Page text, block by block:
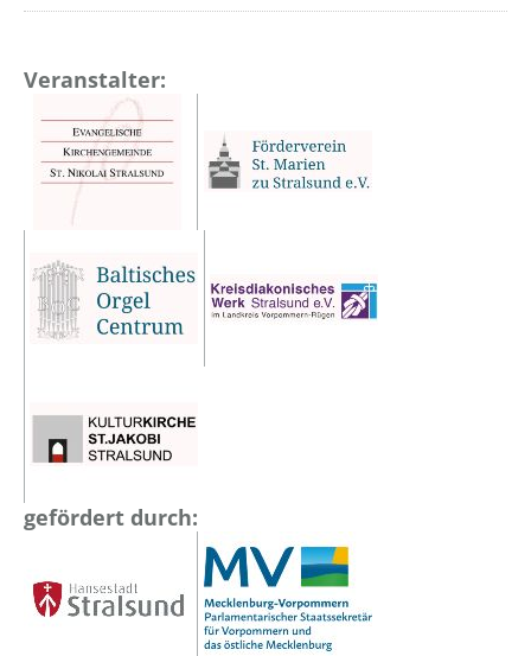
Veranstalter:
gefördert durch: